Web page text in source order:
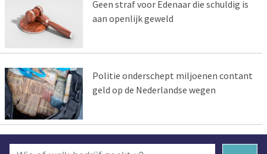
Geen straf voor Edenaar die schuldig is
aan openlijk geweld
Politie onderschept miljoenen contant
geld op de Nederlandse wegen